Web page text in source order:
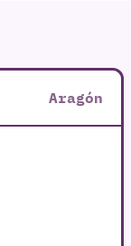
Aragón